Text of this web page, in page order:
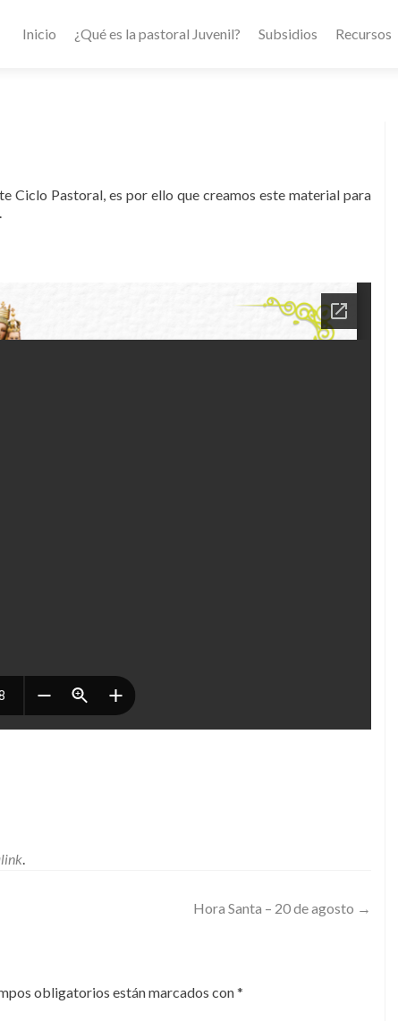
Inicio ¿Qué es la pastoral Juvenil? Subsidios Recursos
Ciclo Pastoral, es por ello que creamos este material para
.
Hora Santa – 20 de agosto →
obligatorios están marcados con*